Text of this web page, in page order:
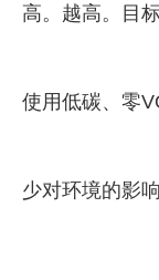
高。越高。目
使用低碳、零
少对环境的影响